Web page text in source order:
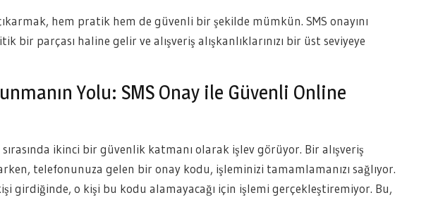
hem pratik hem de güvenli bir şekilde mümkün. SMS onayını
bir parçası haline gelir ve alışveriş alışkanlıklarınızı bir üst seviyeye
Yolu: SMS Onay ile Güvenli Online
ikinci bir güvenlik katmanı olarak işlev görüyor. Bir alışveriş
telefonunuza gelen bir onay kodu, işleminizi tamamlamanızı sağlıyor.
girdiğinde, o kişi bu kodu alamayacağı için işlemi gerçekleştiremiyor. Bu,